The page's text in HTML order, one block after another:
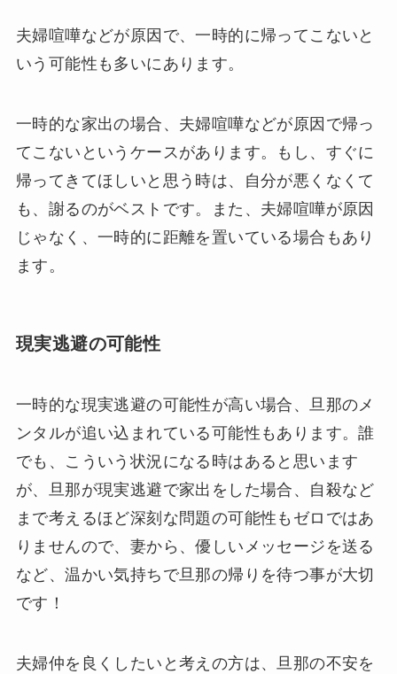
夫婦喧嘩などが原因で、一時的に帰ってこないと
いう可能性も多いにあります。
一時的な家出の場合、夫婦喧嘩などが原因で帰っ
てこないというケースがあります。もし、すぐに
帰ってきてほしいと思う時は、自分が悪くなくて
も、謝るのがベストです。また、夫婦喧嘩が原因
じゃなく、一時的に距離を置いている場合もあり
ます。
現実逃避の可能性
一時的な現実逃避の可能性が高い場合、旦那のメ
ンタルが追い込まれている可能性もあります。誰
でも、こういう状況になる時はあると思います
が、旦那が現実逃避で家出をした場合、自殺など
まで考えるほど深刻な問題の可能性もゼロではあ
りませんので、妻から、優しいメッセージを送る
など、温かい気持ちで旦那の帰りを待つ事が大切
です！
夫婦仲を良くしたいと考えの方は、旦那の不安を